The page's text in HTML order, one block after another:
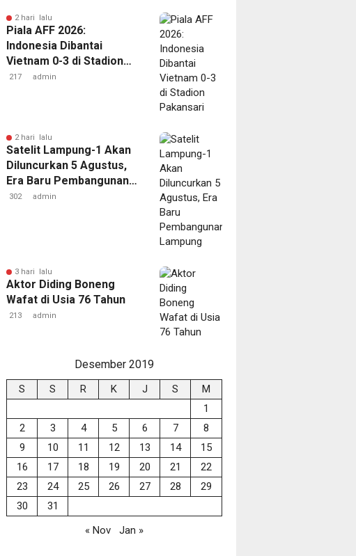
2 hari lalu
Piala AFF 2026:
Indonesia Dibantai
Vietnam 0-3 di Stadion
Pakansari
217 admin
2 hari lalu
Satelit Lampung-1 Akan
Diluncurkan 5 Agustus,
Era Baru Pembangunan
Lampung
302 admin
3 hari lalu
Aktor Diding Boneng
Wafat di Usia 76 Tahun
213 admin
Desember 2019
S S R K J S
M
1
2
3 4 5 6 7
8
9
10 11 12 13 14
15
16
17 18 19 20 21
22
23
24 25 26 27 28
29
30
31
« Nov
Jan »